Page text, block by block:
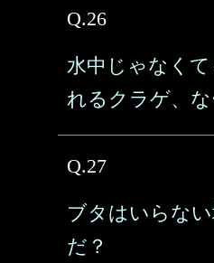
Q.26
水中じゃなく
れるクラゲ、な
Q.27
ブタはいらな
だ？